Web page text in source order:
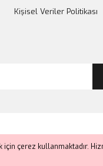
çerez kullanmaktadır.
Kişisel Veriler Politikası